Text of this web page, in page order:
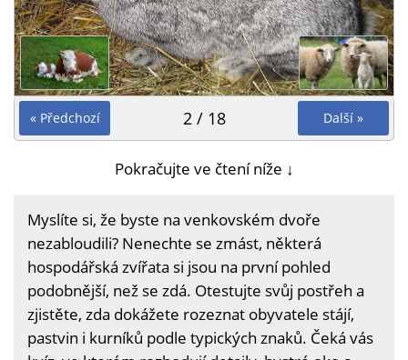
« Předchozí Další »
2 / 18
Pokračujte ve čtení níže ↓
Myslíte si, že byste na venkovském dvoře
nezabloudili? Nenechte se zmást, některá
hospodářská zvířata si jsou na první pohled
podobnější, než se zdá. Otestujte svůj postřeh a
zjistěte, zda dokážete rozeznat obyvatele stájí,
pastvin i kurníků podle typických znaků. Čeká vás